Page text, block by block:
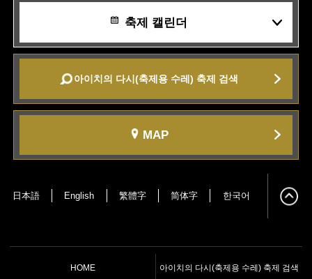
축제 캘린더
아이치의 다시(축제용 수레) 축제 검색
MAP
日本語 English 繁體字 简体字 한국어
HOME 아이치의 다시(축제용 수레) 축제 검색